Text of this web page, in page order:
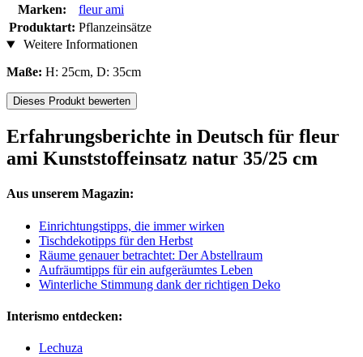
Marken:
fleur ami
Produktart: Pflanzeinsätze
Weitere Informationen
Maße: H: 25cm, D: 35cm
Dieses Produkt bewerten
Erfahrungsberichte in Deutsch für fleur
ami Kunststoffeinsatz natur 35/25 cm
Aus unserem Magazin:
Einrichtungstipps, die immer wirken
Tischdekotipps für den Herbst
Räume genauer betrachtet: Der Abstellraum
Aufräumtipps für ein aufgeräumtes Leben
Winterliche Stimmung dank der richtigen Deko
Interismo entdecken:
Lechuza